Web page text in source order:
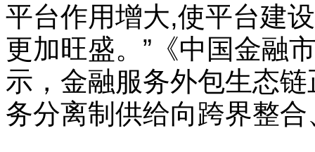
平台作用增大,使平台建
更加旺盛。”《中国金融
示，金融服务外包生态
务分离制供给向跨界整